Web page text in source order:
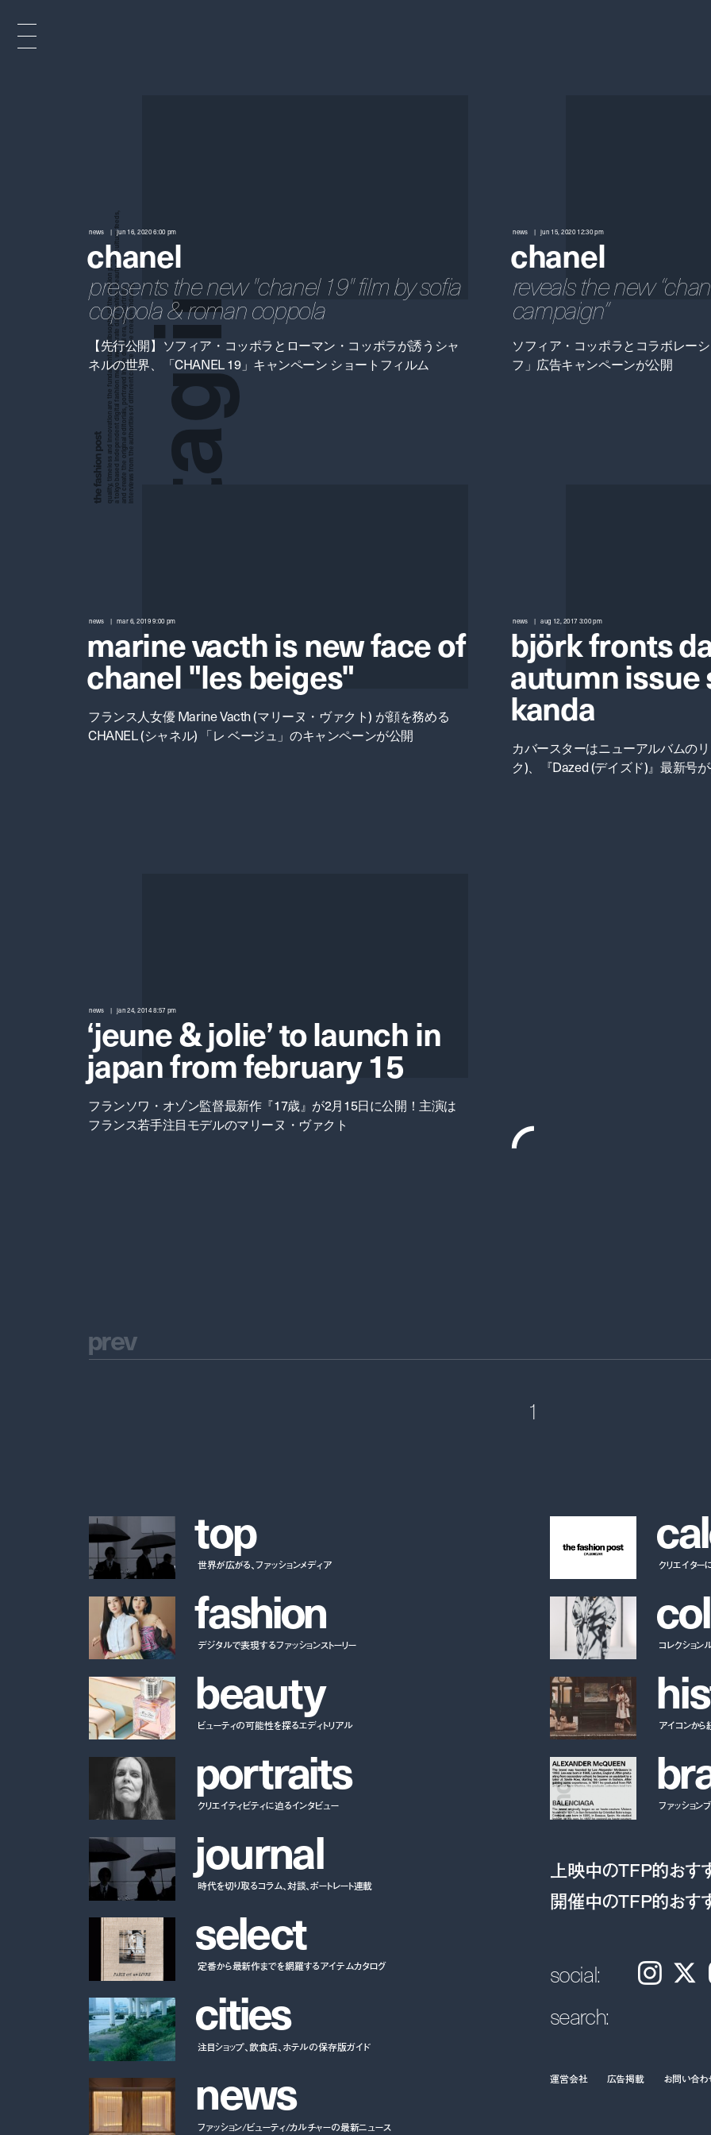
quality, timeless and innovation are the fundamental philosophy of the fashion post,a tokyo based independent digital fashion media. we curate daily fashion, beauty and culture feeds,and create the original editorials, portrayed in the digital era, and portraits,interviews from the authorities of different culture in the creative industry.
t
a
g
i
n
d
news jun 16, 2020 6:00 pm
chanel
presents the new "chanel 19" film by sofia
coppola & roman coppola
【先行公開】ソフィア・コッポラとローマン・コッポラが誘うシャ
ネルの世界、「CHANEL 19」キャンペーン ショートフィルム
news jun 15, 2020 12:30 pm
chanel
reveals the new
campaign”
ソフィア・コッポラとコラボレー
フ」広告キャンペーンが公開
news mar 6, 2019 9:00 pm
marine vacth is new face of
chanel "les beiges"
フランス人女優 Marine Vacth (マリーヌ・ヴァクト) が顔を務める
CHANEL (シャネル) 「レ ベージュ」のキャンペーンが公開
news aug 12, 2017 3:00 pm
björk fronts
autumn issue
kanda
カバースターはニューアルバムの
ク)、『Dazed (デイズド)』最新号
news jan 24, 2014 8:57 pm
‘jeune & jolie’ to launch in
japan from february 15
フランソワ・オゾン監督最新作『17歳』が2月15日に公開！主演は
フランス若手注目モデルのマリーヌ・ヴァクト
prev
1
top
世界が広がる、ファッションメディア
fashion
デジタルで表現するファッションストーリー
beauty
ビューティの可能性を探るエディトリアル
portraits
クリエイティビティに迫るインタビュー
journal
時代を切り取るコラム、対談、ポートレート連載
select
定番から最新作までを網羅するアイテムカタログ
cities
注目ショップ、飲食店、ホテルの保存版ガイド
news
ファッション/ビューティ/カルチャーの最新ニュース
cal
クリエイター
col
コレクション
his
アイコンから
br
ファッション
上映中のTFP的おす
開催中のTFP的おす
social: Instagram 𝕏
search:
運営会社 広告掲載 お問い合わ